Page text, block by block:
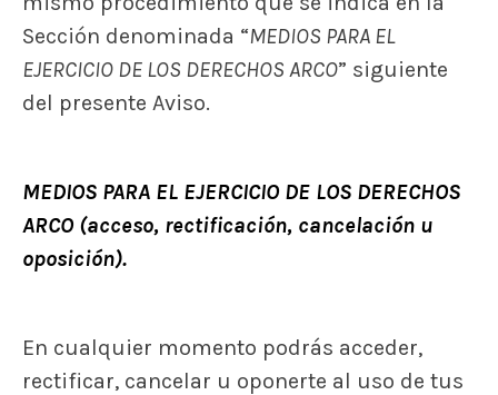
Sección denominada “MEDIOS PARA EL
EJERCICIO DE LOS DERECHOS ARCO” siguiente
del presente Aviso.
MEDIOS PARA EL EJERCICIO DE LOS DERECHOS
ARCO (acceso, rectificación, cancelación u
oposición).
En cualquier momento podrás acceder,
rectificar, cancelar u oponerte al uso de tus